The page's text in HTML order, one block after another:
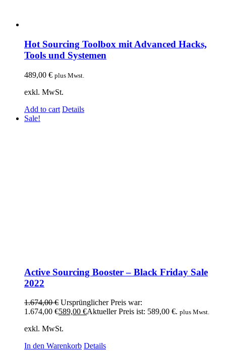
Hot Sourcing Toolbox mit Advanced Hacks,
Tools und Systemen
489,00 € plus Mwst.
exkl. MwSt.
Add to cart Details
Sale!
Active Sourcing Booster – Black Friday Sale
2022
1.674,00€ Ursprünglicher Preis war:
1.674,00 €589,00 €Aktueller Preis ist: 589,00 €. plus Mwst.
exkl. MwSt.
In den Warenkorb Details